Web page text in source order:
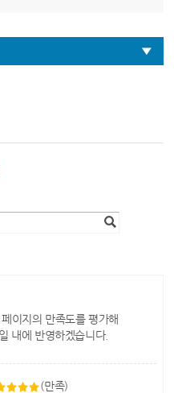
이지의 만족도를 평가해
내에 반영하겠습니다.
(만족)